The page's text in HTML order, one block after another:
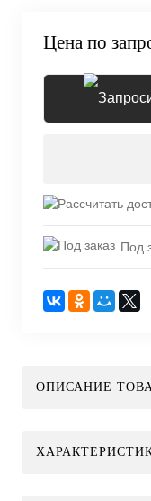
Цена по
Под
ОПИСАНИЕ